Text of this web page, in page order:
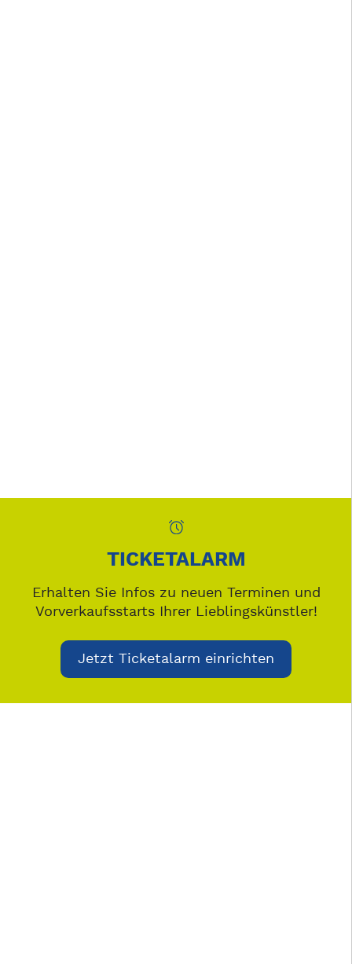
TICKETALARM
Erhalten Sie Infos zu neuen Terminen und
Vorverkaufsstarts Ihrer Lieblingskünstler!
Jetzt Ticketalarm einrichten